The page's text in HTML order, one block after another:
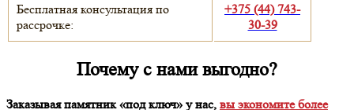
Бесплатная консультация по
рассрочке:
+375 (44) 743-
30-39
Почему с нами выгодно?
Заказывая памятник «под ключ» у нас, вы экономите более